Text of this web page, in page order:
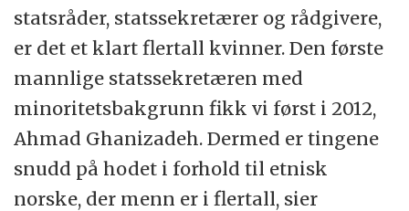
statsråder, statssekretærer og rådgivere,
er det et klart flertall kvinner. Den første
mannlige statssekretæren med
minoritetsbakgrunn fikk vi først i 2012,
Ahmad Ghanizadeh. Dermed er tingene
snudd på hodet i forhold til etnisk
norske, der menn er i flertall, sier